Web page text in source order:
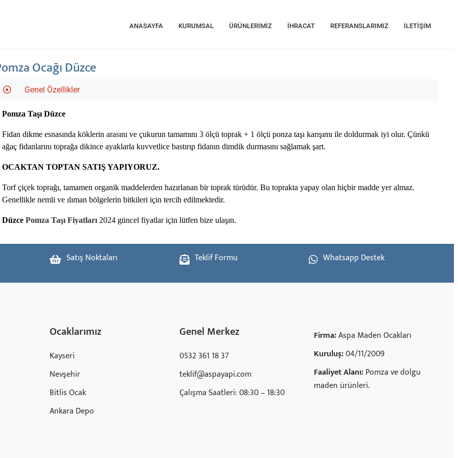
ANASAYFA KURUMSAL ÜRÜNLERIMIZ İHRACAT REFERANSLARIMIZ İLETIŞIM
Ocağı Düzce
Genel Özellikler
Pomza Taşı Düzce
Fidan dikme esnasında köklerin arasını ve çukurun tamamını 3 ölçü toprak + 1 ölçü ponza taşı karışımı ile doldurmak iyi olur. Çünkü
ağaç fidanlarını toprağa dikince ayaklarla kuvvetlice bastırıp fidanın dimdik durmasını sağlamak şart.
OCAKTAN TOPTAN SATIŞ YAPIYORUZ.
Torf çiçek toprağı, tamamen organik maddelerden hazırlanan bir toprak türüdür. Bu toprakta yapay olan hiçbir madde yer almaz.
Genellikle nemli ve ılıman bölgelerin bitkileri için tercih edilmektedir.
DüzcePomza Taşı Fiyatları 2024 güncel fiyatlar için lütfen bize ulaşın.
Satış Noktaları Teklif Formu Whatsapp Destek
Ocaklarımız
Kayseri
Nevşehir
Bitlis Ocak
Ankara Depo
Genel Merkez
0532 361 18 37
teklif@aspayapi.com
Çalışma Saatleri: 08:30 – 18:30
Firma:Aspa Maden Ocakları
Kuruluş:04/11/2009
Faaliyet Alanı:Pomza ve dolgu
maden ürünleri.